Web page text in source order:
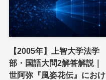
【2005年】上智大学法学
部・国語大問2解答解説｜
世阿弥『風姿花伝』におけ